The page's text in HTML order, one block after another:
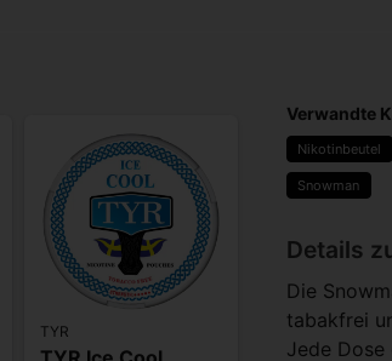
TYR
Verwandte
Nikotinbeutel
Snowman
Details
Die
tabakfrei
Jede